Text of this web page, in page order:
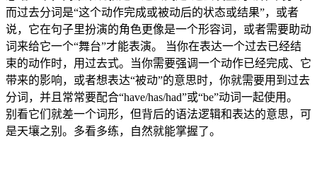
而过去分词是“这个动作完成或被动后的状态或结果”，或者
说，它在句子里扮演的角色更像是一个形容词，或者需要助动
词来给它一个“舞台”才能表演。 当你在表达一个过去已经结
束的动作时，用过去式。当你需要强调一个动作已经完成、它
带来的影响，或者想表达“被动”的意思时，你就需要用到过去
分词，并且常常要配合“have/has/had”或“be”动词一起使用。
别看它们就差一个词形，但背后的语法逻辑和表达的意思，可
是天壤之别。多看多练，自然就能掌握了。